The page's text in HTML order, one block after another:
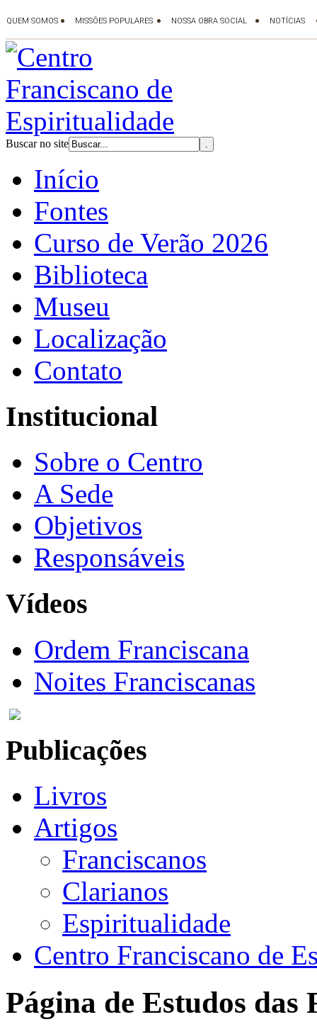
Buscar no site
Início
Fontes
Curso de Verão 2026
Biblioteca
Museu
Localização
Contato
Institucional
Sobre o Centro
A Sede
Objetivos
Responsáveis
Vídeos
Ordem Franciscana
Noites Franciscanas
Publicações
Livros
Artigos
Franciscanos
Clarianos
Espiritualidade
Centro Franciscano de
Página de Estudos das